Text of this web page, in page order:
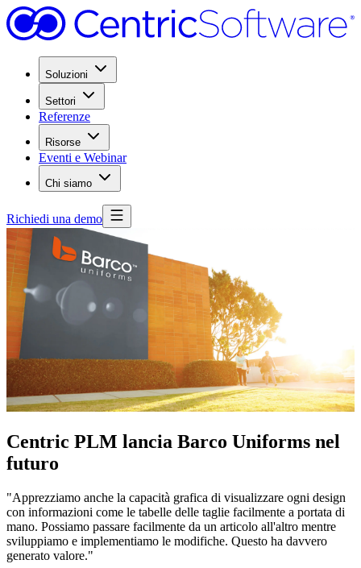
Soluzioni
Settori
Referenze
Risorse
Eventi e Webinar
Chi siamo
Richiedi una demo
Centric PLM lancia Barco Uniforms nel
futuro
"Apprezziamo anche la capacità grafica di visualizzare ogni design
con informazioni come le tabelle delle taglie facilmente a portata di
mano. Possiamo passare facilmente da un articolo all'altro mentre
sviluppiamo e implementiamo le modifiche. Questo ha davvero
generato valore."